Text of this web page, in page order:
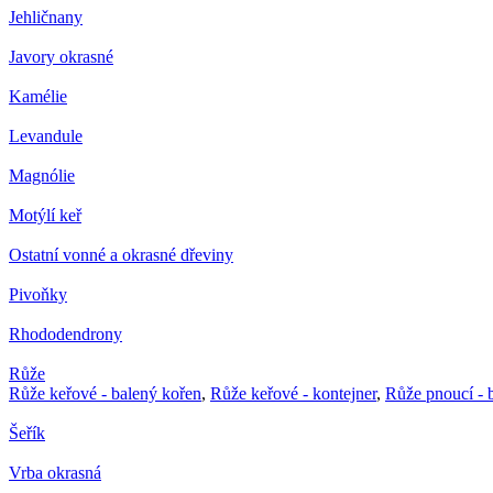
Jehličnany
Javory okrasné
Kamélie
Levandule
Magnólie
Motýlí keř
Ostatní vonné a okrasné dřeviny
Pivoňky
Rhododendrony
Růže
Růže keřové - balený kořen, Růže keřové - kontejner, Růže pnoucí -
Šeřík
Vrba okrasná